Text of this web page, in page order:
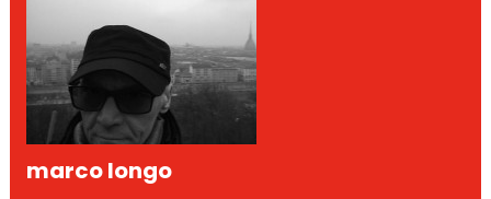
marco longo